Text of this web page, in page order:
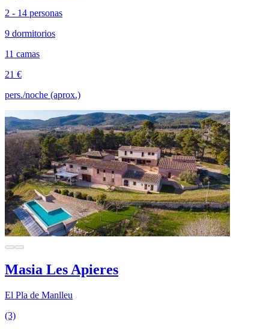
2 - 14 personas
9 dormitorios
11 camas
21 €
pers./noche (aprox.)
Masia Les Apieres
El Pla de Manlleu
(3)